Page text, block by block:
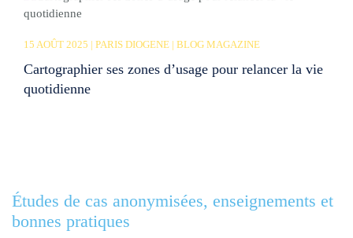
15 AOÛT 2025 | PARIS DIOGENE | BLOG MAGAZINE
Cartographier ses zones d’usage pour relancer la vie
quotidienne
Études de cas anonymisées, enseignements et
bonnes pratiques